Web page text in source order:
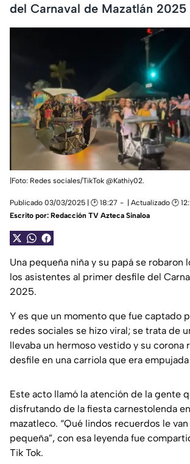
del Carnaval de Mazatlán 2025
|Foto: Redes sociales/TikTok @Kathiy02.
Publicado 03/03/2025 | 🕑 18:27 | Actualizado 🕑
Escrito por: Redacción TV Azteca Sinaloa
Una pequeña niña y su papá se robaron
los asistentes al primer desfile del
2025.
Y es que un momento que fue captado
redes sociales se hizo viral; se trata de
llevaba un hermoso vestido y su corona
desfile en una carriola que era
Este acto llamó la atención de la gente
disfrutando de la fiesta carnestolenda
mazatleco. “Qué lindos recuerdos le
pequeña”, con esa leyenda fue
Tik Tok.